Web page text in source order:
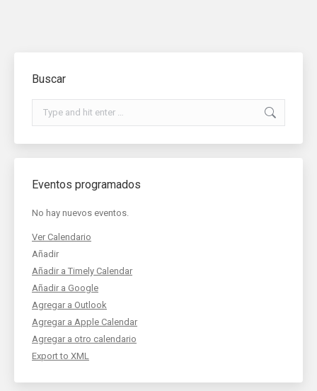
Buscar
Search:
Eventos programados
No hay nuevos eventos.
Ver Calendario
Añadir
Añadir a Timely Calendar
Añadir a Google
Agregar a Outlook
Agregar a Apple Calendar
Agregar a otro calendario
Export to XML